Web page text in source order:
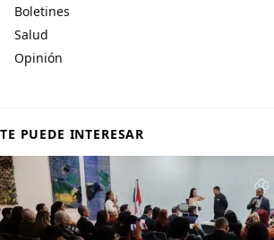
Boletines
Salud
Opinión
TE PUEDE INTERESAR